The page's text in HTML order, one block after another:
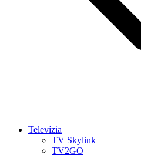
Televízia
TV Skylink
TV2GO